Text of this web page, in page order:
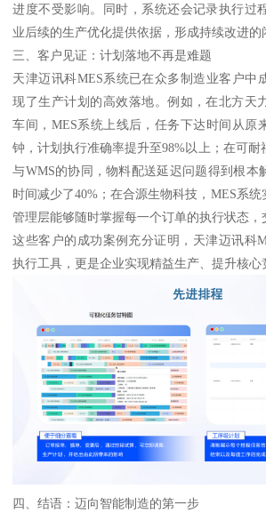
进度不受影响。同时，系统还会记录执行过
业后续的生产优化提供依据，形成持续改进的
三、客户见证：计划落地不再是难题
天津迈讯科MES系统已在众多制造业客户中
现了生产计划的高效落地。例如，在北方天
车间，MES系统上线后，任务下达时间从原
钟，计划执行准确率提升至98%以上；在可耐
与WMS的协同，物料配送延迟问题得到根本
时间减少了40%；在合源生物科技，MES系
管理层能够随时掌握每一个订单的执行状态，
这些客户的成功案例充分证明，天津迈讯科
执行工具，更是企业实现精益生产、提升核心
四、结语：迈向智能制造的第一步